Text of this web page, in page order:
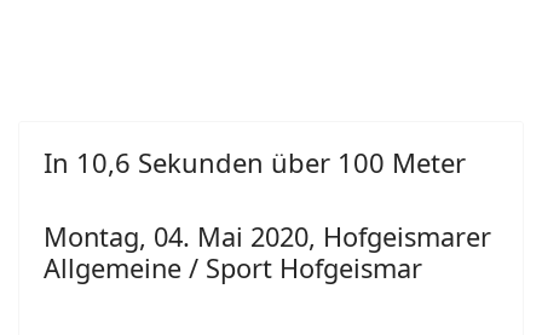
In 10,6 Sekunden über 100 Meter
Montag, 04. Mai 2020, Hofgeismarer
Allgemeine / Sport Hofgeismar